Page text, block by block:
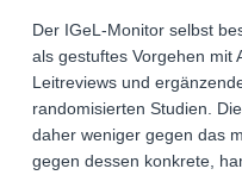
Der IGeL-Monitor selbst
als gestuftes Vorgehen mit
Leitreviews und
randomisierten Studien.
daher weniger gegen das
gegen dessen konkrete,